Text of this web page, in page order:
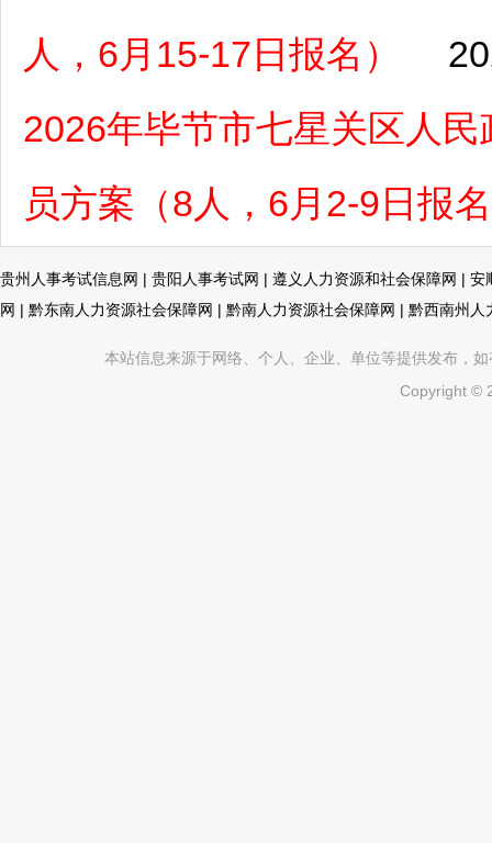
人，6月15-17日报名）
2026年毕节市七星关区人
员方案（8人，6月2-9日报
贵州人事考试信息网 | 贵阳人事考试网 | 遵义人力资源和社会保障网 | 安
网 | 黔东南人力资源社会保障网 | 黔南人力资源社会保障网 | 黔西南州人
本站信息来源于网络、个人、企业、单位等提供发布，
Copyright ©